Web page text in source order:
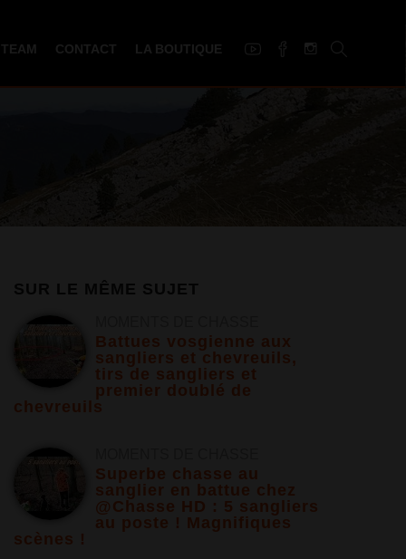
CONTACT LA BOUTIQUE
Battues vosgienne aux
sangliers et chevreuils,
tirs de sangliers et
premier doublé de
chevreuils
Superbe chasse au
sanglier en battue chez
@Chasse HD : 5 sangliers
au poste ! Magnifiques
scènes !